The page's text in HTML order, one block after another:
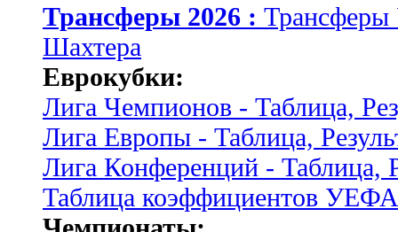
Трансферы 2026 :
Шахтера
Еврокубки:
Лига Чемпионов - Таблица,
Лига Европы - Таблица,
Лига Конференций - Таблица,
Таблица коэффициентов УЕФА